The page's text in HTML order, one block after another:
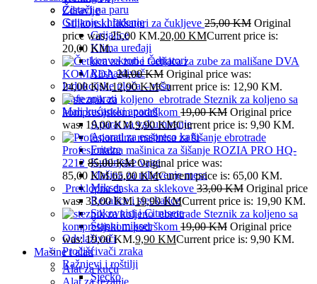
Čistači na paru
Grijanje i hlađenje
Grijalice
Klima uređaji
konvektori i radijatori
Rashalđivač
Indukcijske ploča – rešo
Kafe aparati
Mali kućanski aparati
Aparat za vakumiranje
Aparati za esspreso kafu
Friteze
Kuhinjske vage
Mašina za mljevenje mesa
Mikser
Rezalice i sjeckalice
Sokovnici i Citrusete
Štapni mikser
Odvlaživači
Pročišćivači zraka
Ražnjevi i roštilji
Sjecko
Zdravlje
Silikonski fiksatori za čukljeve 25,00KM Original
price was: 25,00 KM.20,00 KMCurrent price is:
20,00 KM.
Četkica za zube za mališane DVA
KOMADA24,00KM Original price was:
24,00 KM.12,90KMCurrent price is: 12,90 KM.
Steznik za koljeno sa
kompresijskom podrškom 19,00KM Original price
was: 19,00 KM.9,90KMCurrent price is: 9,90 KM.
Profesionalna mašinica za šišanje ROZIA PRO HQ-
2212 85,00KM Original price was:
85,00 KM.65,00KMCurrent price is: 65,00 KM.
Preklopna daska za sklekove 33,00KM Original price
was: 33,00 KM.19,90KMCurrent price is: 19,90 KM.
Steznik za koljeno sa
kompresijskom podrškom 19,00KM Original price
was: 19,00 KM.9,90 KMCurrent price is: 9,90 KM.
Mašine i alati
Alat za kuću
Alat za rezanje